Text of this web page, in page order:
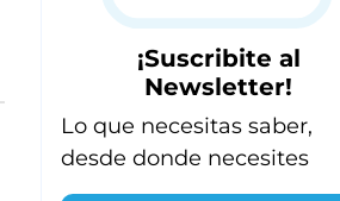
¡Suscribite al
Newsletter!
Lo que necesitas saber,
desde donde necesites